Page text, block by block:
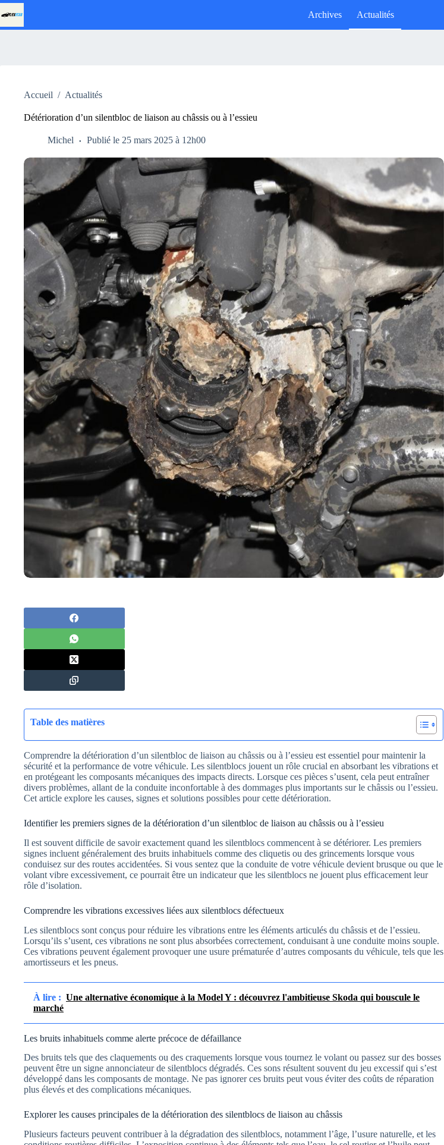
Passer
au
contenu
Archives Actualités
Accueil / Actualités
Détérioration d’un silentbloc de liaison au châssis ou à l’essieu
Michel Publié le 25 mars 2025 à 12h00
Table des matières
Comprendre la détérioration d’un silentbloc de liaison au châssis ou à l’essieu est essentiel pour maintenir la
sécurité et la performance de votre véhicule. Les silentblocs jouent un rôle crucial en absorbant les vibrations et
en protégeant les composants mécaniques des impacts directs. Lorsque ces pièces s’usent, cela peut entraîner
divers problèmes, allant de la conduite inconfortable à des dommages plus importants sur le châssis ou l’essieu.
Cet article explore les causes, signes et solutions possibles pour cette détérioration.
Identifier les premiers signes de la détérioration d’un silentbloc de liaison au châssis ou à l’essieu
Il est souvent difficile de savoir exactement quand les silentblocs commencent à se détériorer. Les premiers
signes incluent généralement des bruits inhabituels comme des cliquetis ou des grincements lorsque vous
conduisez sur des routes accidentées. Si vous sentez que la conduite de votre véhicule devient brusque ou que le
volant vibre excessivement, ce pourrait être un indicateur que les silentblocs ne jouent plus efficacement leur
rôle d’isolation.
Comprendre les vibrations excessives liées aux silentblocs défectueux
Les silentblocs sont conçus pour réduire les vibrations entre les éléments articulés du châssis et de l’essieu.
Lorsqu’ils s’usent, ces vibrations ne sont plus absorbées correctement, conduisant à une conduite moins souple.
Ces vibrations peuvent également provoquer une usure prématurée d’autres composants du véhicule, tels que les
amortisseurs et les pneus.
À lire : Une alternative économique à la Model Y : découvrez l'ambitieuse Skoda qui bouscule le
marché
Les bruits inhabituels comme alerte précoce de défaillance
Des bruits tels que des claquements ou des craquements lorsque vous tournez le volant ou passez sur des bosses
peuvent être un signe annonciateur de silentblocs dégradés. Ces sons résultent souvent du jeu excessif qui s’est
développé dans les composants de montage. Ne pas ignorer ces bruits peut vous éviter des coûts de réparation
plus élevés et des complications mécaniques.
Explorer les causes principales de la détérioration des silentblocs de liaison au châssis
Plusieurs facteurs peuvent contribuer à la dégradation des silentblocs, notamment l’âge, l’usure naturelle, et les